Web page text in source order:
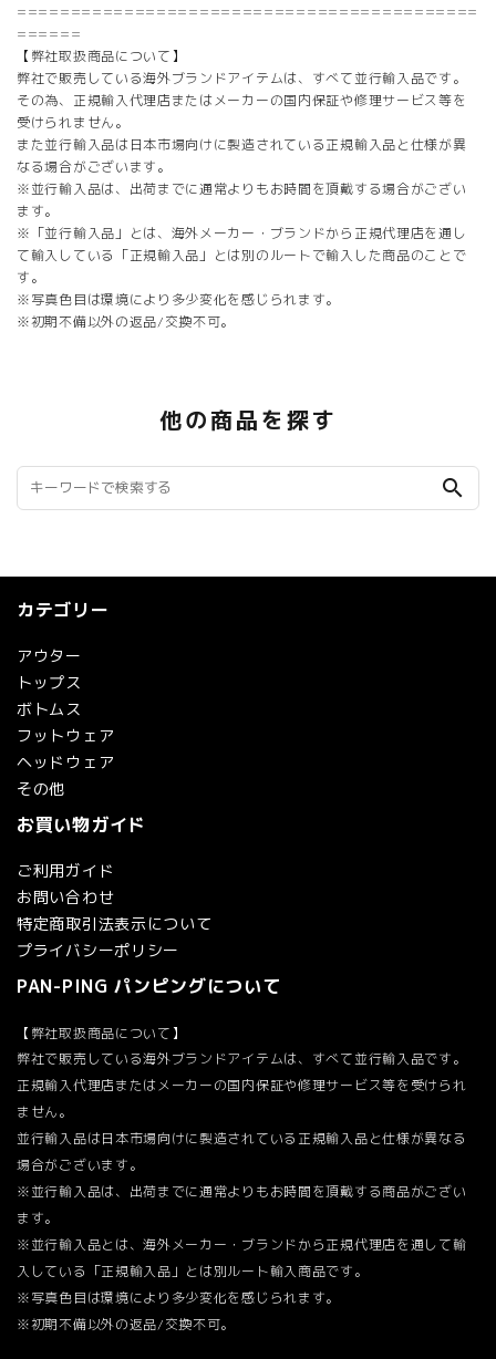
===========================================
======
【弊社取扱商品について】
弊社で販売している海外ブランドアイテムは、すべて並行輸入品です。
その為、正規輸入代理店またはメーカーの国内保証や修理サービス等を
受けられません。
また並行輸入品は日本市場向けに製造されている正規輸入品と仕様が異
なる場合がございます。
※並行輸入品は、出荷までに通常よりもお時間を頂戴する場合がござい
ます。
※「並行輸入品」とは、海外メーカー・ブランドから正規代理店を通し
て輸入している「正規輸入品」とは別のルートで輸入した商品のことで
す。
※写真色目は環境により多少変化を感じられます。
※初期不備以外の返品/交換不可。
他の商品を探す
search
カテゴリー
アウター
トップス
ボトムス
フットウェア
ヘッドウェア
その他
お買い物ガイド
ご利用ガイド
お問い合わせ
特定商取引法表示について
プライバシーポリシー
PAN-PING パンピングについて
【弊社取扱商品について】
弊社で販売している海外ブランドアイテムは、すべて並行輸入品です。
正規輸入代理店またはメーカーの国内保証や修理サービス等を受けられ
ません。
並行輸入品は日本市場向けに製造されている正規輸入品と仕様が異なる
場合がございます。
※並行輸入品は、出荷までに通常よりもお時間を頂戴する商品がござい
ます。
※並行輸入品とは、海外メーカー・ブランドから正規代理店を通して輸
入している「正規輸入品」とは別ルート輸入商品です。
※写真色目は環境により多少変化を感じられます。
※初期不備以外の返品/交換不可。